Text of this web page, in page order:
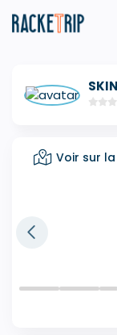
Voir sur